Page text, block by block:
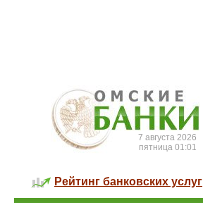
7 августа 2026
пятница 01:01
Рейтинг банковских услуг